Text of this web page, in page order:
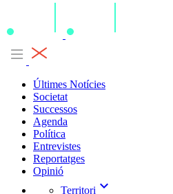
Últimes Notícies
Societat
Successos
Agenda
Política
Entrevistes
Reportatges
Opinió
Territori expand_more